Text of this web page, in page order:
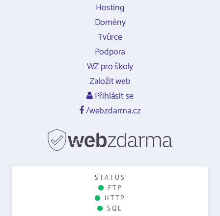
Hosting
Domény
Tvůrce
Podpora
WZ pro školy
Založit web
Přihlásit se
/webzdarma.cz
STATUS
FTP
HTTP
SQL